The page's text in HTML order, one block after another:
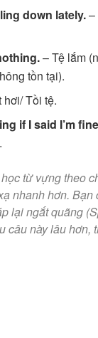
down lately.–
– Tệ lắm
tồn tại).
hơi/ Tồi tệ.
if I said I’m
từ vựng theo
nhanh hơn. Bạn
lại ngắt quãng
câu này lâu hơn,